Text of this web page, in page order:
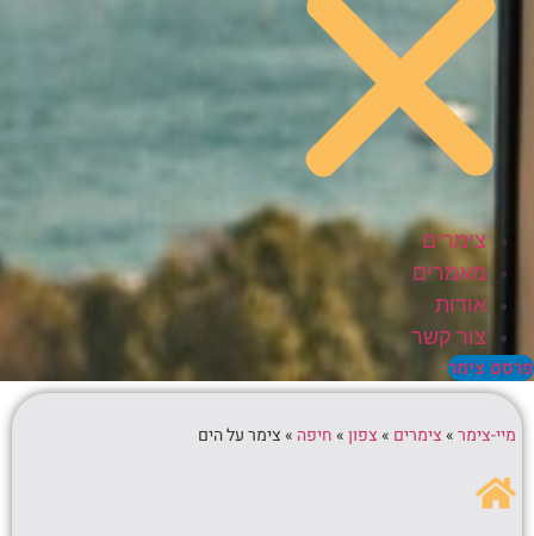
צימרים
מאמרים
אודות
צור קשר
צימר
מיי-צימר»צימרים» צפון»חיפה» צימר על הים